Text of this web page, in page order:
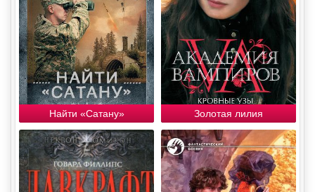
Найти «Сатану» Золотая лилия